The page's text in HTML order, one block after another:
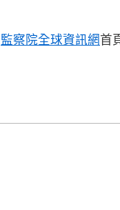
監察院全球資訊網 首